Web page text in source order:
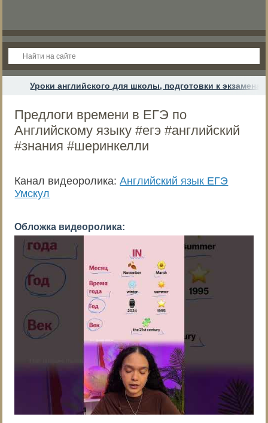
Уроки английского для школы, подготовки к
Предлоги времени в ЕГЭ по
Английскому языку #егэ #английский
#знания #шеринкелли
Канал видеоролика:Английский язык ЕГЭ
Умскул
Обложка видеоролика: